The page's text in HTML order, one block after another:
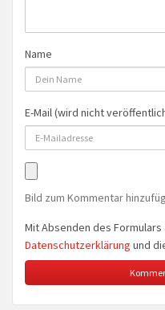
Name
E-Mail (wird nicht
Bild zum Kommentar
Mit Absenden des
Datenschutzerklärung und